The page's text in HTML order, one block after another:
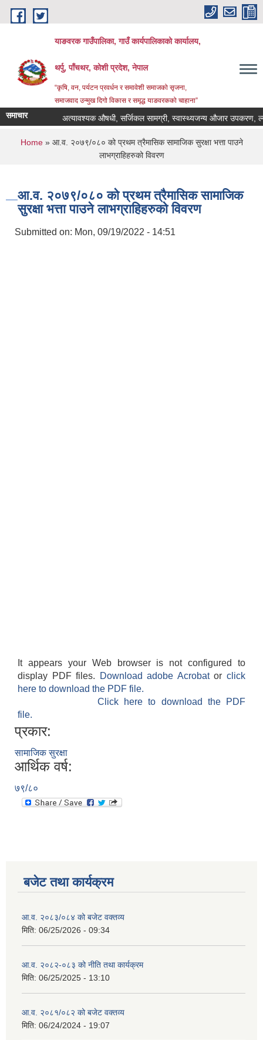
Skip to main content
याङवरक गाउँपालिका, गाउँ कार्यपालिकाको कार्यालय,
थर्पु, पाँचथर, कोशी प्रदेश, नेपाल
“कृषि, वन, पर्यटन प्रवर्धन र समावेशी समाजको सृजना,
समाजवाद उन्मुख दिगो विकास र समृद्ध याङवरकको चाहाना”
समाचार अत्यावश्यक औषधी, सर्जिकल सामग्री, स्वास्थ्यजन्य औजार उपकरण,
You are here
Home» आ.व. २०७९/०८० को प्रथम त्रैमासिक सामाजिक सुरक्षा भत्ता पाउने
लाभग्राहिहरुको विवरण
आ.व. २०७९/०८० को प्रथम त्रैमासिक सामाजिक
सुरक्षा भत्ता पाउने लाभग्राहिहरुको विवरण
Submitted on: Mon, 09/19/2022 - 14:51
It appears your Web browser is not configured to
display PDF files.
Download adobe Acrobatorclick
here to download the PDF file.
Click here to download the PDF
file.
प्रकार:
सामाजिक सुरक्षा
आर्थिक वर्ष:
७९/८०
बजेट तथा कार्यक्रम
आ.व. २०८३/०८४ को बजेट वक्तव्य
मिति: 06/25/2026 - 09:34
आ.व. २०८२-०८३ को नीति तथा कार्यक्रम
मिति: 06/25/2025 - 13:10
आ.व. २०८१/०८२ को बजेट वक्तव्य
मिति: 06/24/2024 - 19:07